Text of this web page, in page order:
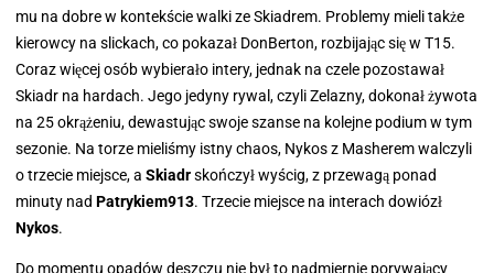
mu na dobre w kontekście walki ze Skiadrem. Problemy mieli także
kierowcy na slickach, co pokazał DonBerton, rozbijając się w T15.
Coraz więcej osób wybierało intery, jednak na czele pozostawał
Skiadr na hardach. Jego jedyny rywal, czyli Zelazny, dokonał żywota
na 25 okrążeniu, dewastując swoje szanse na kolejne podium w tym
sezonie. Na torze mieliśmy istny chaos, Nykos z Masherem walczyli
o trzecie miejsce, a Skiadrskończył wyścig, z przewagą ponad
minuty nad Patrykiem913. Trzecie miejsce na interach dowiózł
Nykos.
Do momentu opadów deszczu nie był to nadmiernie porywający